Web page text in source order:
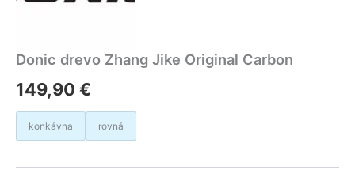
Donic drevo Zhang Jike Original Carbon
149,90 €
konkávna rovná